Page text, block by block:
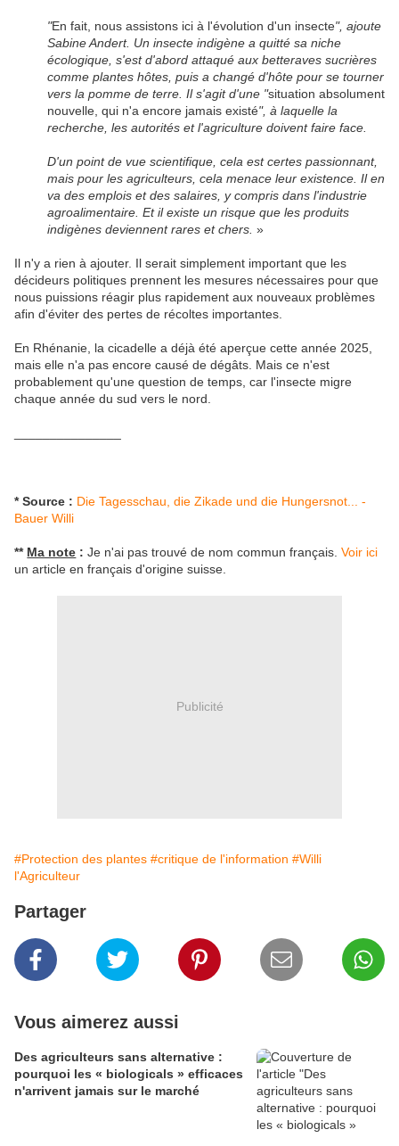
"En fait, nous assistons ici à l'évolution d'un insecte", ajoute
Sabine Andert. Un insecte indigène a quitté sa niche
écologique, s'est d'abord attaqué aux betteraves sucrières
comme plantes hôtes, puis a changé d'hôte pour se tourner
vers la pomme de terre. Il s'agit d'une "situation absolument
nouvelle, qui n'a encore jamais existé", à laquelle la
recherche, les autorités et l'agriculture doivent faire face.
D'un point de vue scientifique, cela est certes passionnant,
mais pour les agriculteurs, cela menace leur existence. Il en
va des emplois et des salaires, y compris dans l'industrie
agroalimentaire. Et il existe un risque que les produits
indigènes deviennent rares et chers. »
Il n'y a rien à ajouter. Il serait simplement important que les
décideurs politiques prennent les mesures nécessaires pour que
nous puissions réagir plus rapidement aux nouveaux problèmes
afin d'éviter des pertes de récoltes importantes.
En Rhénanie, la cicadelle a déjà été aperçue cette année 2025,
mais elle n'a pas encore causé de dégâts. Mais ce n'est
probablement qu'une question de temps, car l'insecte migre
chaque année du sud vers le nord.
* Source : Die Tagesschau, die Zikade und die Hungersnot... -
Bauer Willi
** Ma note :Je n'ai pas trouvé de nom commun français.Voir ici
un article en français d'origine suisse.
Publicité
#Protection des plantes #critique de l'information #Willi
l'Agriculteur
Partager
Vous aimerez aussi
Des agriculteurs sans alternative :
pourquoi les « biologicals » efficaces
n'arrivent jamais sur le marché